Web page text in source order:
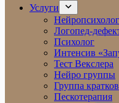
Услуги
Нейропсихолог
Логопед-
Психолог
Интенсив
Тест Векслера
Нейро группы
Группа
Пескотерапия